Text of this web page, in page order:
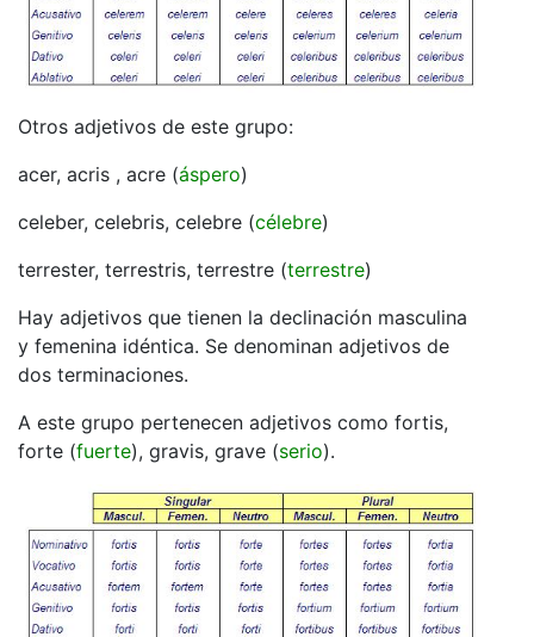
Otros adjetivos de este grupo:
acer, acris , acre (áspero)
celeber, celebris, celebre (célebre)
terrester, terrestris, terrestre (terrestre)
Hay adjetivos que tienen la declinación masculina
y femenina idéntica. Se denominan adjetivos de
dos terminaciones.
A este grupo pertenecen adjetivos como fortis,
forte (fuerte), gravis, grave (serio).